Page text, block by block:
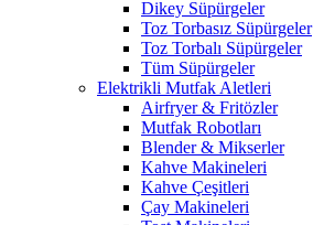
Dikey Süpürgeler
Toz Torbasız Süpürgeler
Toz Torbalı Süpürgeler
Tüm Süpürgeler
Elektrikli Mutfak Aletleri
Airfryer & Fritözler
Mutfak Robotları
Blender & Mikserler
Kahve Makineleri
Kahve Çeşitleri
Çay Makineleri